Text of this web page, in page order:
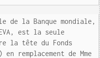
la Banque mondiale,
est la seule
la tête du Fonds
remplacement de Mme